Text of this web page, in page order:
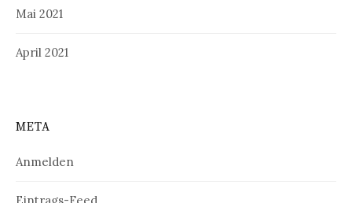
Mai 2021
April 2021
META
Anmelden